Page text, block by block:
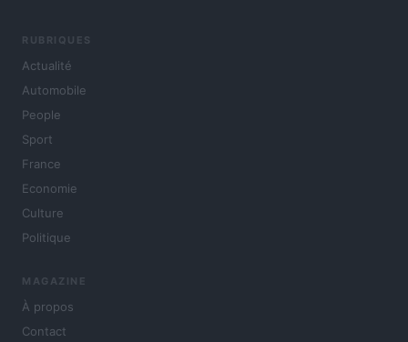
RUBRIQUES
Actualité
Automobile
People
Sport
France
Economie
Culture
Politique
MAGAZINE
À propos
Contact